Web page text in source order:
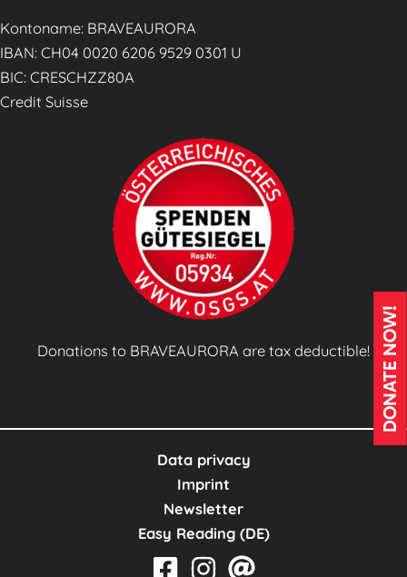
DONATE NOW!
Kontoname: BRAVEAURORA
IBAN: CH04 0020 6206 9529 0301 U
BIC: CRESCHZZ80A
Credit Suisse
Donations to BRAVEAURORA are tax deductible!
Data privacy
Imprint
Newsletter
Easy Reading (DE)